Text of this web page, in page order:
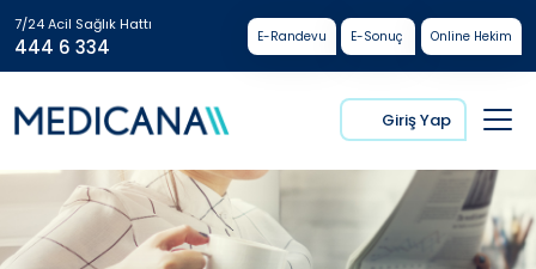
7/24 Acil Sağlık Hattı
444 6 334 E-Randevu E-Sonuç Online Hekim
Giriş Yap